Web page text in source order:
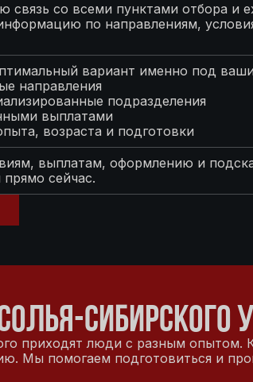
со всеми пунктами отбора и
по направлениям,
вариант именно под
направления
подразделения
выплатами
возраста и подготовки
выплатам, оформлению и
сейчас.
СИБИРСКОГО
приходят люди с разным опытом.
Мы помогаем подготовиться и